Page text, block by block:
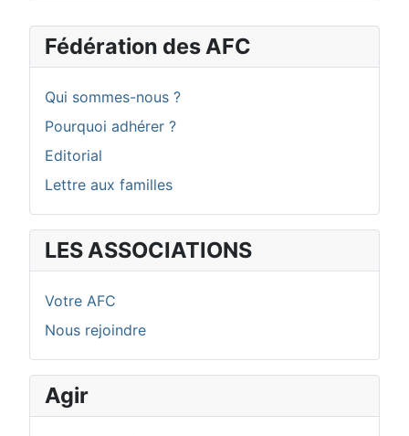
Fédération des AFC
Qui sommes-nous ?
Pourquoi adhérer ?
Editorial
Lettre aux familles
LES ASSOCIATIONS
Votre AFC
Nous rejoindre
Agir